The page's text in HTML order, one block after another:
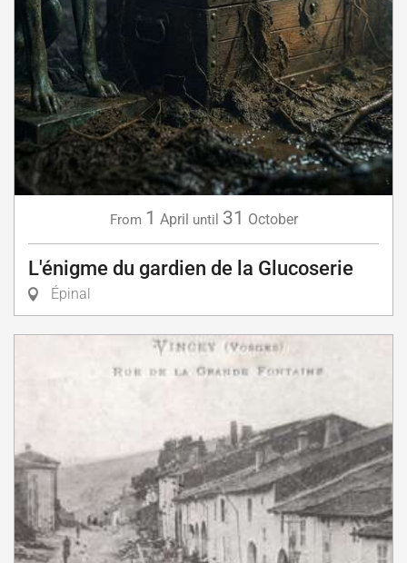
From 1 April until 31 October
L'énigme du gardien de la Glucoserie
Épinal